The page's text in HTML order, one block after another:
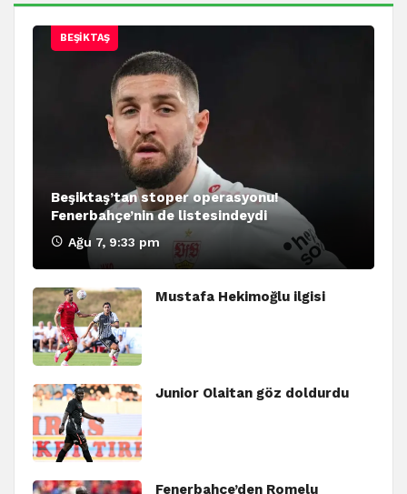
BEŞIKTAŞ
Beşiktaş’tan stoper operasyonu!
Fenerbahçe’nin de listesindeydi
Ağu 7, 9:33 pm
Mustafa Hekimoğlu ilgisi
Junior Olaitan göz doldurdu
Fenerbahçe’den Romelu